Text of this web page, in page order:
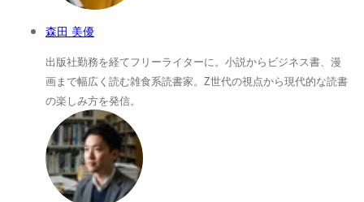
森田 美優
出版社勤務を経てフリーライターに。小説からビジネス書、漫
画まで幅広く読む雑食系読書家。Z世代の視点から現代的な読書
の楽しみ方を発信。